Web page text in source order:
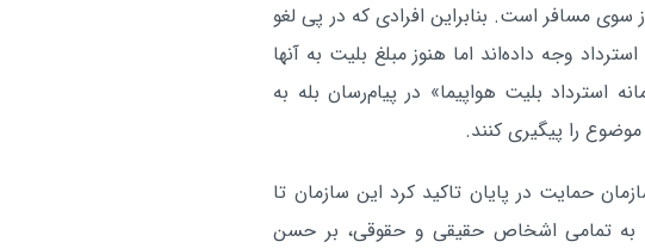
مسافر است. بنابراین افرادی که در پی لغو
وجه داده‌اند اما هنوز مبلغ بلیت به آنها
استرداد بلیت هواپیما» در پیام‌رسان بله به
حمایت در پایان تاکید کرد این سازمان تا
به تمامی اشخاص حقیقی و حقوقی، بر حسن